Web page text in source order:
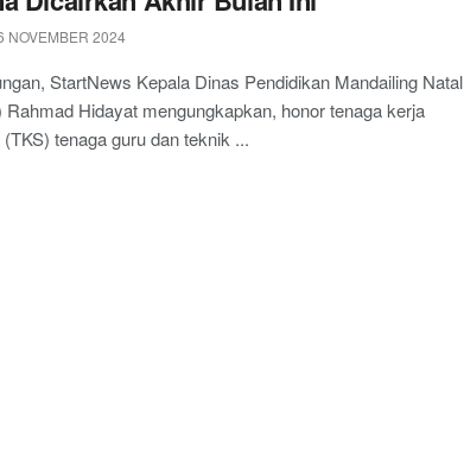
NOVEMBER 2024
StartNews Kepala Dinas Pendidikan Mandailing Natal
Rahmad Hidayat mengungkapkan, honor tenaga kerja
tenaga guru dan teknik ...